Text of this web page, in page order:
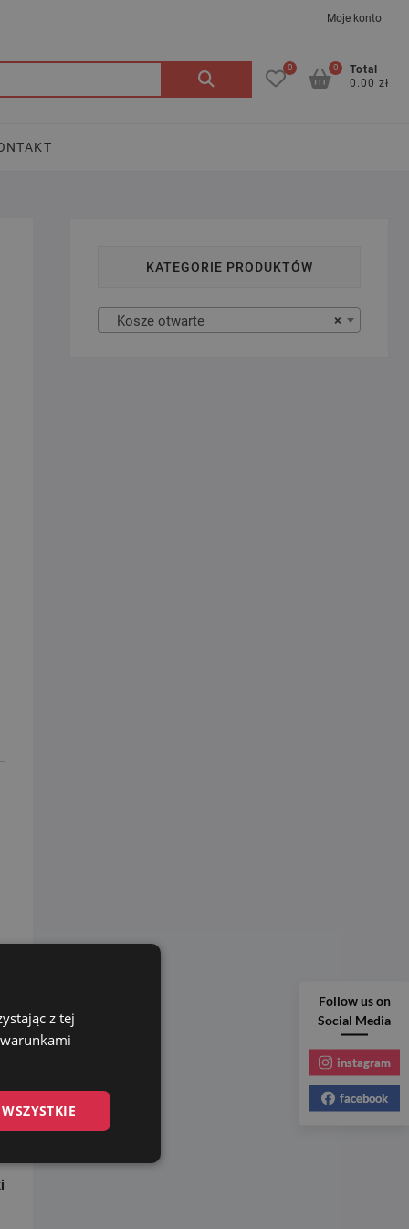
Moje konto
Szukaj: 0
Total
0.00 zł
0
KATEGORIE PRODUKTÓW
×
Kosze otwarte
Follow us on
Social Media
instagram
facebook
z tej